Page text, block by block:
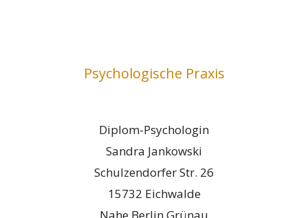
Psychologische Praxis
Diplom-Psychologin
Sandra Jankowski
Schulzendorfer Str. 26
15732 Eichwalde